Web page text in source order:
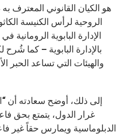
هو الكيان القانوني المعترف
الروحية لرأس الكنيسة
الإدارة البابوية
بالإدارة البابوية – كما
والهيئات التي تساعد
إلى ذلك، أوضح سعادته أن
غرار الدول، يتمتع بحق
الدبلوماسية ويمارس حقاً غير